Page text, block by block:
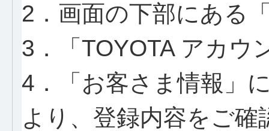
2．画面の下部にある
3．「TOYOTA アカウ
4．「お客さま情報」
より、登録内容をご確